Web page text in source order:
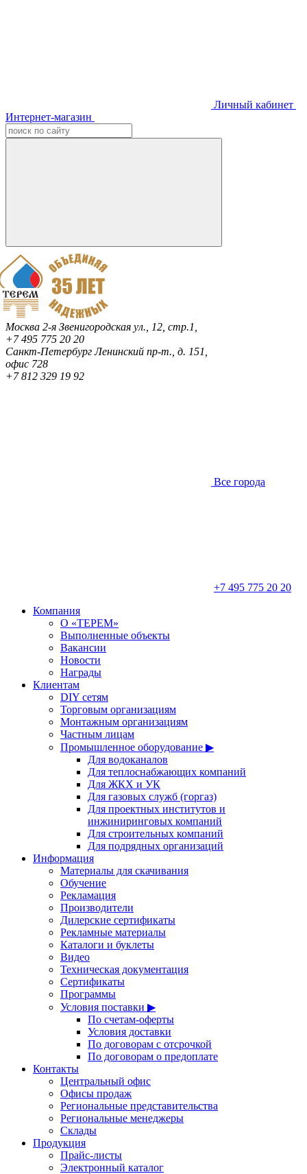
Личный кабинет
Интернет-магазин
Москва 2-я Звенигородская ул., 12, стр.1,
+7 495 775 20 20
Санкт-ПетербургЛенинский пр-т., д. 151,
офис 728
+7 812 329 19 92
Все города
+7 495 775 20 20
Компания
О «ТЕРЕМ»
Выполненные объекты
Вакансии
Новости
Награды
Клиентам
DIY сетям
Торговым организациям
Монтажным организациям
Частным лицам
Промышленное оборудование ▶
Для водоканалов
Для теплоснабжающих компаний
Для ЖКХ и УК
Для газовых служб (горгаз)
Для проектных институтов и
инжиниринговых компаний
Для строительных компаний
Для подрядных организаций
Информация
Материалы для скачивания
Обучение
Рекламация
Производители
Дилерские сертификаты
Рекламные материалы
Каталоги и буклеты
Видео
Техническая документация
Сертификаты
Программы
Условия поставки ▶
По счетам-оферты
Условия доставки
По договорам с отсрочкой
По договорам о предоплате
Контакты
Центральный офис
Офисы продаж
Региональные представительства
Региональные менеджеры
Склады
Продукция
Прайс-листы
Электронный каталог